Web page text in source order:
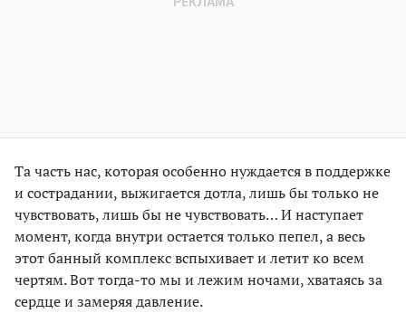
Та часть нас, которая особенно нуждается в поддержке
и сострадании, выжигается дотла, лишь бы только не
чувствовать, лишь бы не чувствовать… И наступает
момент, когда внутри остается только пепел, а весь
этот банный комплекс вспыхивает и летит ко всем
чертям. Вот тогда-то мы и лежим ночами, хватаясь за
сердце и замеряя давление.